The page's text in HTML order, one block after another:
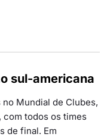
sul-americana
Mundial de Clubes,
com todos os times
de final. Em